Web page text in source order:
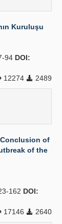
Kuruluşu
94 DOI:
12274
2489
of
of the
162 DOI:
17146
2640